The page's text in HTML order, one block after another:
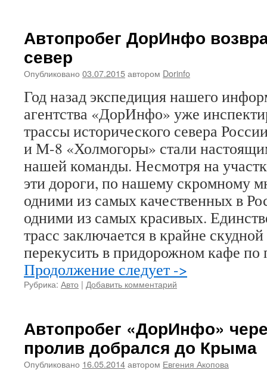
Автопробег ДорИнфо
север
Опубликовано 03.07.2015автором Dorinfo
Год назад экспедиция нашего
агентства «ДорИнфо» уже
трассы исторического севера
и М-8 «Холмогоры» стали
нашей команды. Несмотря на
эти дороги, по нашему скромному
одними из самых качественных в
одними из самых красивых.
трасс заключается в крайне
перекусить в придорожном кафе по
Продолжение следует ->
Рубрика: Авто | Добавить комментарий
Автопробег «ДорИнфо»
пролив добрался до Крыма
Опубликовано 16.05.2014автором Евгения Акопова